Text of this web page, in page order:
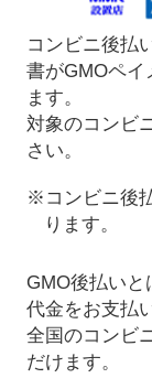
コンビニ後払
書がGMOペイ
ます。
対象のコンビ
さい。
※コンビニ後
ります。
GMO後払いと
代金をお支払
全国のコンビ
だけます。